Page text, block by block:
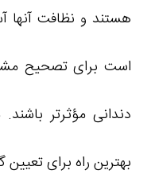
هستند و نظافت آنها
است برای تصحیح
دندانی مؤثرتر
بهترین راه برای